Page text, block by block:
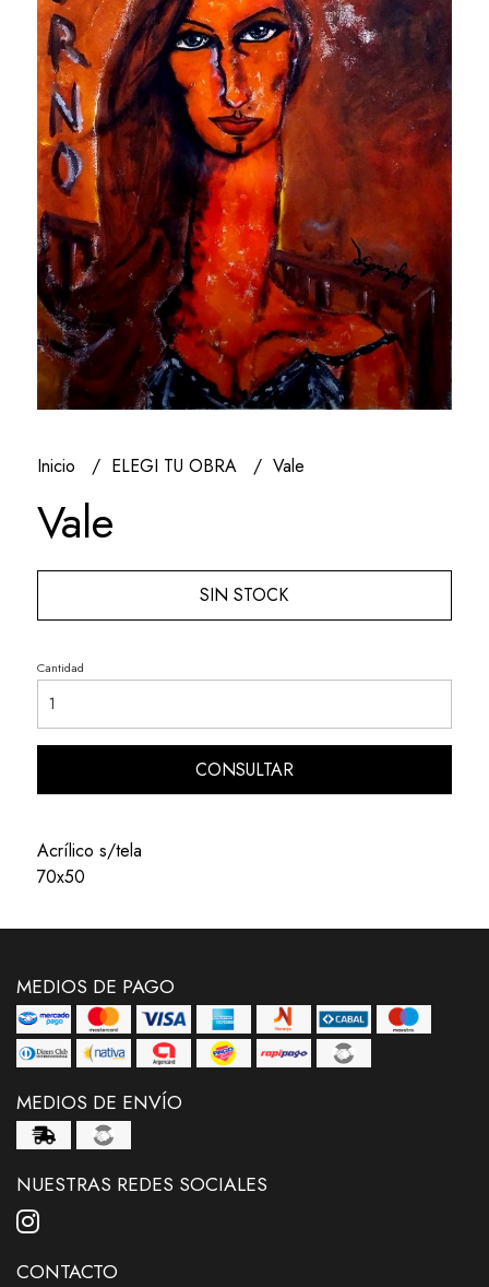
Inicio ELEGI TU OBRA Vale
Vale
SIN STOCK
Cantidad
CONSULTAR
Acrílico s/tela
70x50
MEDIOS DE PAGO
MEDIOS DE ENVÍO
NUESTRAS REDES SOCIALES
CONTACTO